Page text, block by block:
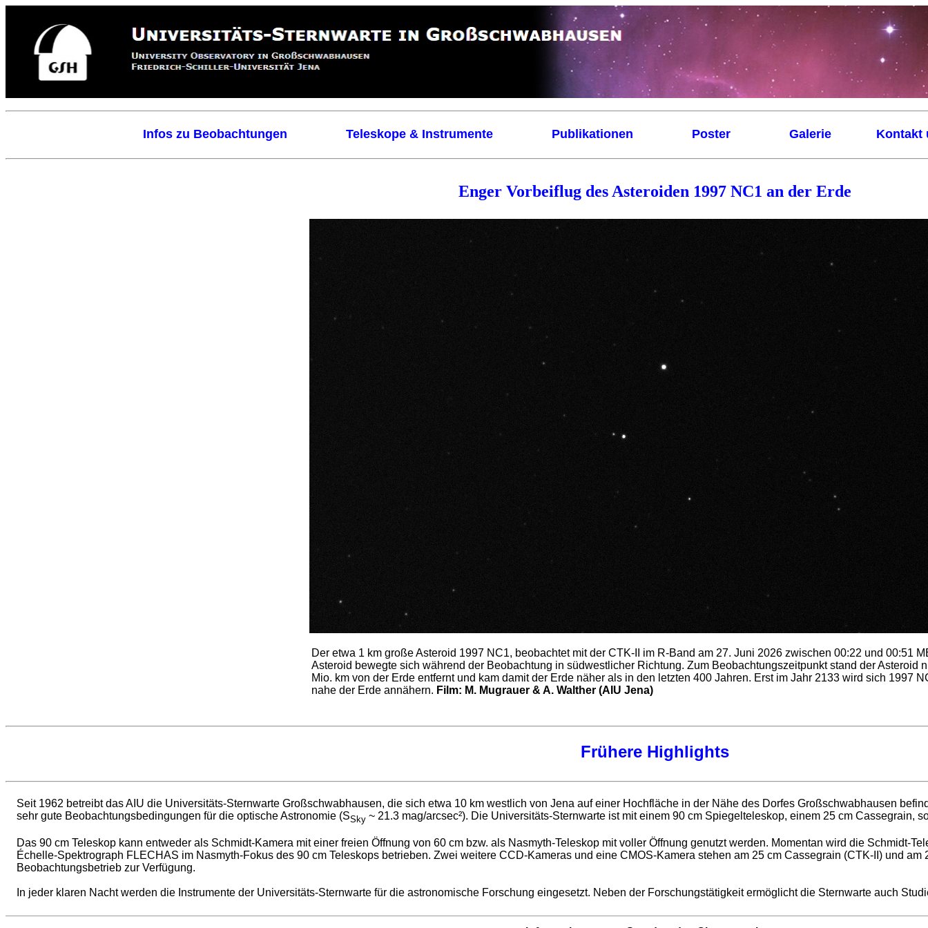
Infos zu Beobachtungen Teleskope & Instrumente Publikationen Poster Galerie Kontakt
Enger Vorbeiflug des Asteroiden 1997 NC1 an der Erde
Der etwa 1 km große Asteroid 1997 NC1, beobachtet mit der CTK-II im R-Band am 27. Juni 2026 zwischen 00:22 und 00:51
Asteroid bewegte sich während der Beobachtung in südwestlicher Richtung. Zum Beobachtungszeitpunkt stand der Asteroid
Mio. km von der Erde entfernt und kam damit der Erde näher als in den letzten 400 Jahren. Erst im Jahr 2133 wird sich 1997
nahe der Erde annähern. Film: M. Mugrauer & A. Walther (AIU Jena)
Frühere Highlights
Seit 1962 betreibt das AIU die Universitäts-Sternwarte Großschwabhausen, die sich etwa 10 km westlich von Jena auf einer Hochfläche in der Nähe des Dorfes Großschwabhausen
sehr gute Beobachtungsbedingungen für die optische Astronomie (SSky ~ 21.3 mag/arcsec²). Die Universitäts-Sternwarte ist mit einem 90 cm Spiegelteleskop, einem 25 cm Cassegrain,
Das 90 cm Teleskop kann entweder als Schmidt-Kamera mit einer freien Öffnung von 60 cm bzw. als Nasmyth-Teleskop mit voller Öffnung genutzt werden. Momentan wird die Schmidt-
Échelle-Spektrograph FLECHAS im Nasmyth-Fokus des 90 cm Teleskops betrieben. Zwei weitere CCD-Kameras und eine CMOS-Kamera stehen am 25 cm Cassegrain (CTK-II) und
Beobachtungsbetrieb zur Verfügung.
In jeder klaren Nacht werden die Instrumente der Universitäts-Sternwarte für die astronomische Forschung eingesetzt. Neben der Forschungstätigkeit ermöglicht die Sternwarte auch